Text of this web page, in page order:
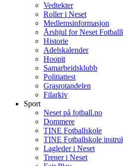
Vedtekter
Roller i Neset
Medlemsinformasjon
Årshjul for Neset
Historie
Adelskalender
Hoopit
Samarbeidsklubb
Politiattest
Grasrotandelen
Filarkiv
Sport
Neset på fotball.no
Dommere
TINE Fotballskole
TINE Fotballskole
Lagleder i Neset
Trener i Neset